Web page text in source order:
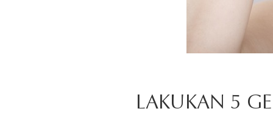
LAKUKAN 5